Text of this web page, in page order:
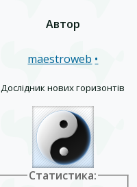
Автор
maestroweb •
Дослідник нових горизонтів
Статистика: